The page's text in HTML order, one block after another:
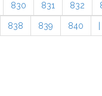
830 831 832
838 839 840